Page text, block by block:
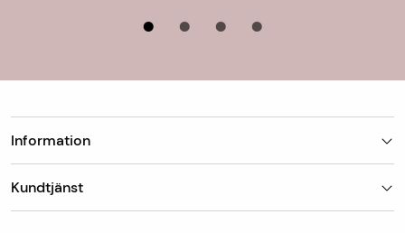
Information
Om Matt-Tema
Vanliga frågor
Kundtjänst